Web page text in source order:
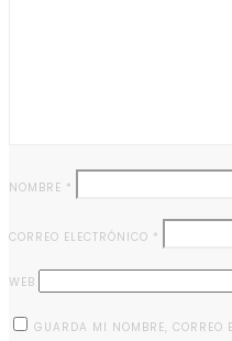
NOMBRE *
CORREO ELECTRÓNICO *
WEB
GUARDA MI NOMBRE, CORREO